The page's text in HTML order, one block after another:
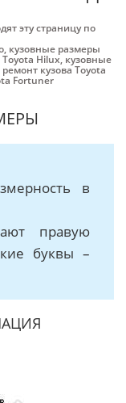
эту страницу по
, кузовные размеры
Toyota Hilux, кузовные
ремонт кузова Toyota
Fortuner
в
правую
буквы –